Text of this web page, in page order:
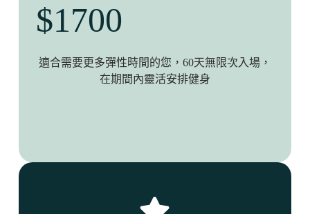
$1700
適合需要更多彈性時間的您，60天無限次入場，
在期間內靈活安排健身